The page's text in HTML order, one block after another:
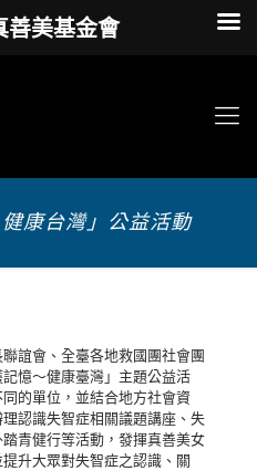
康台灣」公益活動
誼會、全臺各地救國團社會團
憶～健康臺灣」主題公益活
的單位，並結合地方社會資
認識失智症相關議題講座、失
青健行等活動，發揮真善美女
升大眾對失智症之認識、關
善美基金會